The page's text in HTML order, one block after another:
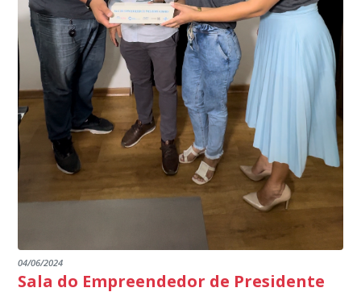
segurança da nossa cidade”, destaca o prefeito Dorlei
Fontão.
04/06/2024
Sala do Empreendedor de Presidente